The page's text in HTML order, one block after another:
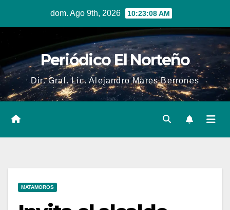
dom. Ago 9th, 2026 10:23:09 AM
Periódico El Norteño
Dir. Gral. Lic. Alejandro Mares Berrones
MATAMOROS